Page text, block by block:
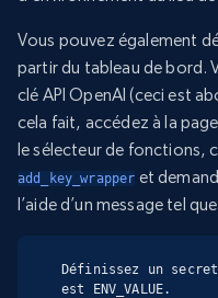
Vous pouvez également
partir du tableau de bord.
clé API OpenAI (ceci est
cela fait, accédez à la
le sélecteur de fonctions,
add_key_wrapper et
l’aide d’un message tel
Définissez un secret
est ENV_VALUE.